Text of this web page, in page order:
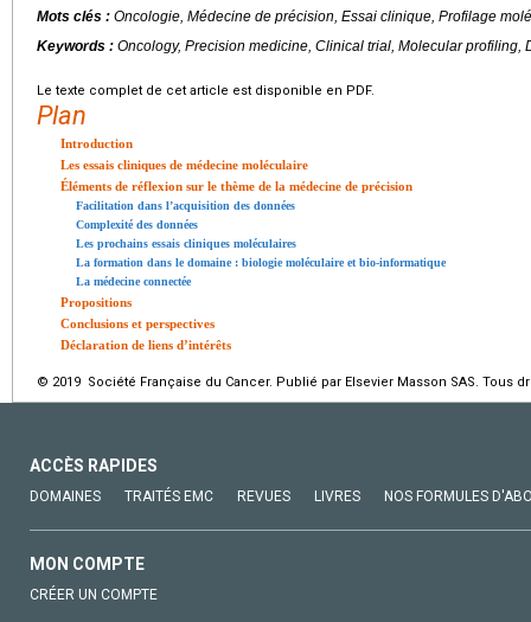
Mots clés : Oncologie, Médecine de précision, Essai clinique, Profilage
Keywords : Oncology, Precision medicine, Clinical trial, Molecular profiling,
Le texte complet de cet article est disponible en PDF.
Plan
Introduction
Les essais cliniques de médecine moléculaire
Éléments de réflexion sur le thème de la médecine de précision
Facilitation dans l’acquisition des données
Complexité des données
Les prochains essais cliniques moléculaires
La formation dans le domaine : biologie moléculaire et bio-informatique
La médecine connectée
Propositions
Conclusions et perspectives
Déclaration de liens d’intérêts
© 2019 Société Française du Cancer. Publié par Elsevier Masson SAS. Tous
ACCÈS RAPIDES
DOMAINES TRAITÉS EMC REVUES LIVRES NOS FORMULES
MON COMPTE
CRÉER UN COMPTE